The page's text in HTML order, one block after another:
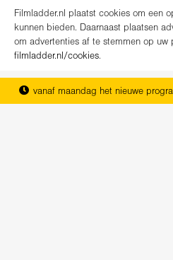
Filmladder.nl plaatst cookies om een
kunnen bieden. Daarnaast plaatsen
om advertenties af te stemmen op uw
filmladder.nl/cookies.
vanaf maandag het nieuwe
het complete